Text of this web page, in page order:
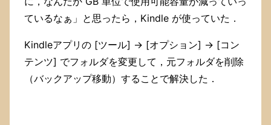
ているなぁ」と思ったら，Kindle が使っていた．
Kindleアプリの [ツール] → [オプション] → [コン
テンツ] でフォルダを変更して，元フォルダを削除
（バックアップ移動）することで解決した．